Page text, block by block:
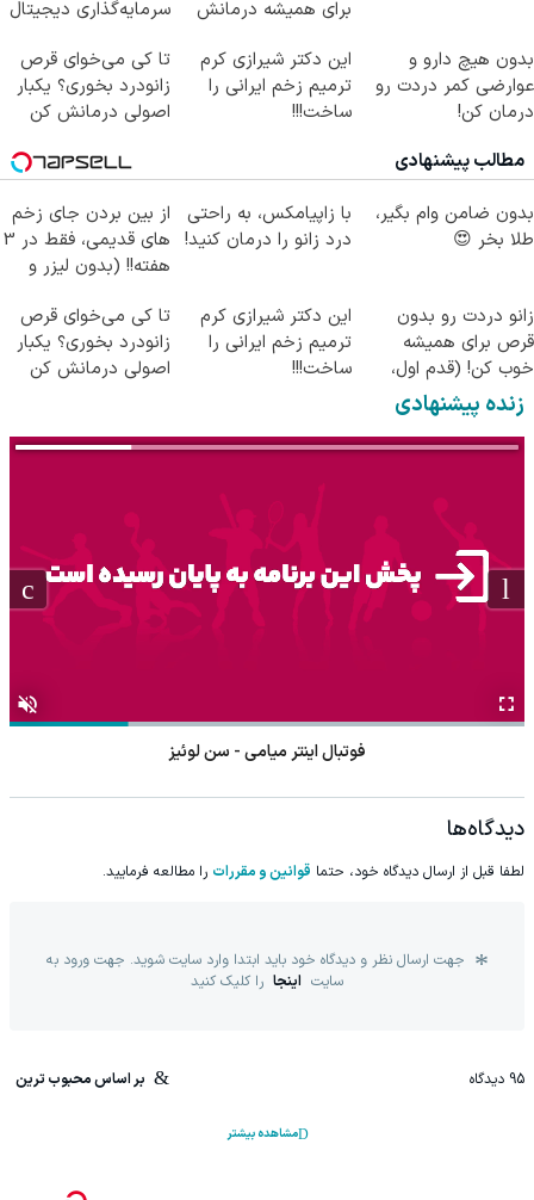
برای همیشه درمانش
سرمایه‌گذاری دیجیتال
بدون هیچ دارو و
عوارضی کمر دردت رو
درمان کن!
این دکتر شیرازی کرم
ترمیم زخم ایرانی را
ساخت!!!
تا کی می‌خوای قرص
زانودرد بخوری؟ یکبار
اصولی درمانش کن
مطالب پیشنهادی
بدون ضامن وام بگیر،
طلا بخر 😍
با زاپیامکس، به راحتی
درد زانو را درمان کنید!
از بین بردن جای زخم
های قدیمی، فقط در 3
هفته!! (بدون لیزر و
زانو دردت رو بدون
قرص برای همیشه
خوب کن! (قدم اول،
پرسش‌نامه)
این دکتر شیرازی کرم
ترمیم زخم ایرانی را
ساخت!!!
تا کی می‌خوای قرص
زانودرد بخوری؟ یکبار
اصولی درمانش کن
زنده پیشنهادی
فوتبال اینتر میامی - سن لوئیز
دیدگاه‌ها
لطفا قبل از ارسال دیدگاه خود، حتما قوانین و مقررات را مطالعه فرمایید.
جهت ارسال نظر و دیدگاه خود باید ابتدا وارد سایت شوید. جهت ورود به
سایت اینجا را کلیک کنید
95 دیدگاه بر اساس محبوب ترین
مشاهده بیشتر